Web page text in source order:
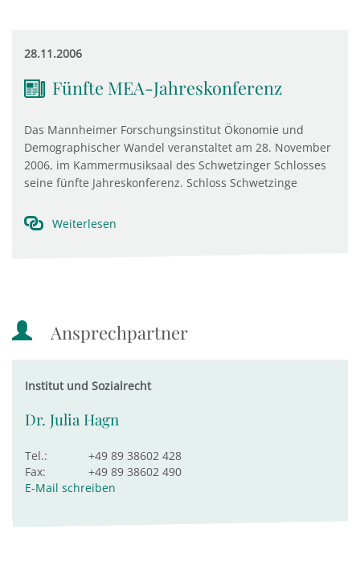
28.11.2006
Fünfte MEA-Jahreskonferenz
Das Mannheimer Forschungsinstitut Ökonomie und
Demographischer Wandel veranstaltet am 28. November
2006, im Kammermusiksaal des Schwetzinger Schlosses
seine fünfte Jahreskonferenz. Schloss Schwetzinge
Weiterlesen
Ansprechpartner
Institut und Sozialrecht
Dr. Julia Hagn
Tel.:
+49 89 38602 428
Fax:
+49 89 38602 490
E-Mail schreiben